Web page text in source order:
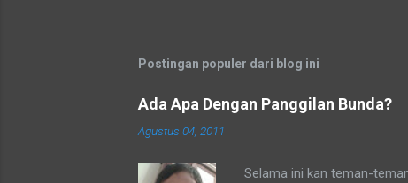
Postingan populer dari blog ini
Ada Apa Dengan Panggilan Bunda?
Agustus 04, 2011
Selama ini kan teman-